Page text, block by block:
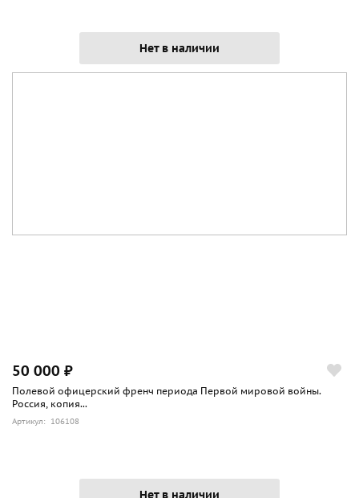
Нет в наличии
50 000 ₽
Полевой офицерский френч периода Первой мировой войны.
Россия, копия...
Артикул: 106108
Нет в наличии